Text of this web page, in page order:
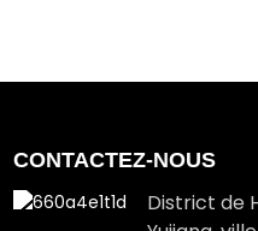
CONTACTEZ-NOUS
District de